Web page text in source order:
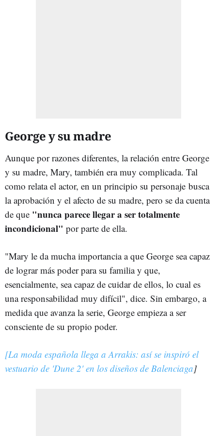
George y su madre
Aunque por razones diferentes, la relación entre George
y su madre, Mary, también era muy complicada. Tal
como relata el actor, en un principio su personaje busca
la aprobación y el afecto de su madre, pero se da cuenta
de que "nunca parece llegar a ser totalmente
incondicional" por parte de ella.
"Mary le da mucha importancia a que George sea capaz
de lograr más poder para su familia y que,
esencialmente, sea capaz de cuidar de ellos, lo cual es
una responsabilidad muy difícil", dice. Sin embargo, a
medida que avanza la serie, George empieza a ser
consciente de su propio poder.
[La moda española llega a Arrakis: así se inspiró el
vestuario de 'Dune 2' en los diseños de Balenciaga]